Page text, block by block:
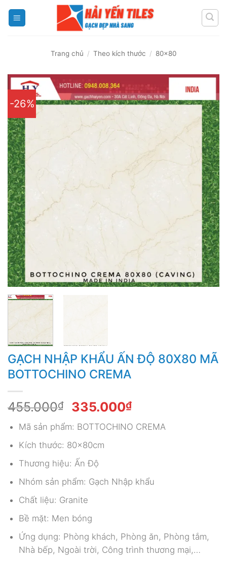
Trang chủ / Theo kích thước / 80x80
-26%
GẠCH NHẬP KHẨU ẤN ĐỘ 80X80 MÃ
BOTTOCHINO CREMA
455.000₫
Giá
là:
455.000₫.
335.000₫Giá
tại
Mã sản phẩm: BOTTOCHINO CREMA
Kích thước: 80x80cm
Thương hiệu: Ấn Độ
Nhóm sản phẩm: Gạch Nhập khẩu
Chất liệu: Granite
Bề mặt: Men bóng
Ứng dụng: Phòng khách, Phòng ăn, Phòng tắm,
Nhà bếp, Ngoài trời, Công trình thương mại,…